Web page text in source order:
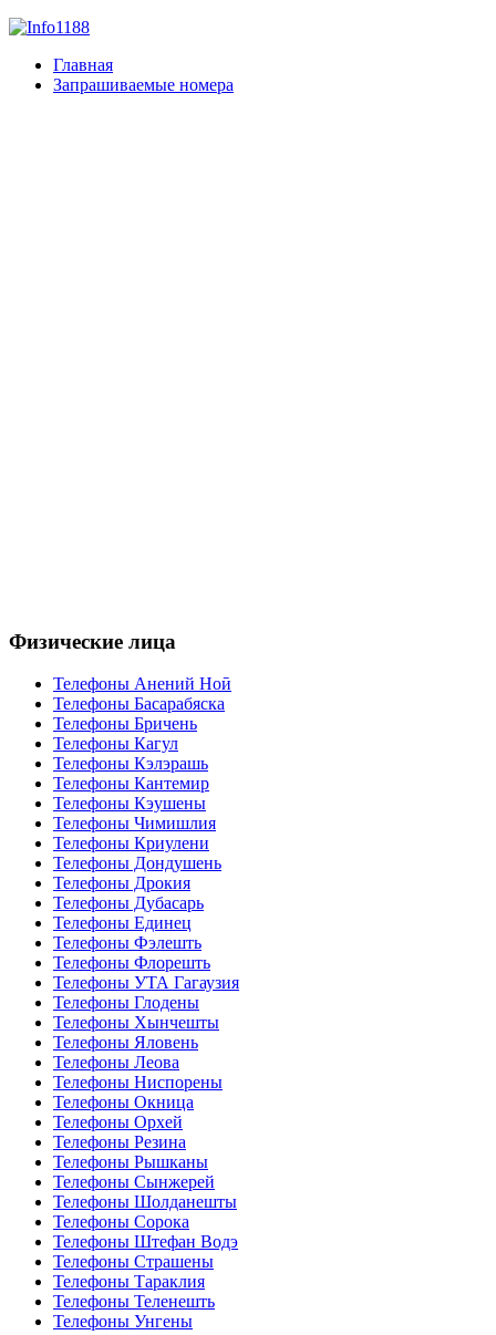
Главная
Запрашиваемые номера
Физические лица
Телефоны Анений Ноӣ
Телефоны Басарабяска
Телефоны Бричень
Телефоны Кагул
Телефоны Кэлэрашь
Телефоны Кантемир
Телефоны Кэушены
Телефоны Чимишлия
Телефоны Криулени
Телефоны Дондушень
Телефоны Дрокия
Телефоны Дубасарь
Телефоны Единец
Телефоны Фэлешть
Телефоны Флорешть
Телефоны УТА Гагаузия
Телефоны Глодены
Телефоны Хынчешты
Телефоны Яловень
Телефоны Леова
Телефоны Ниспорены
Телефоны Окница
Телефоны Орхей
Телефоны Резина
Телефоны Рышканы
Телефоны Сынжерей
Телефоны Шолданешты
Телефоны Сорока
Телефоны Штефан Водэ
Телефоны Страшены
Телефоны Тараклия
Телефоны Теленешть
Телефоны Унгены